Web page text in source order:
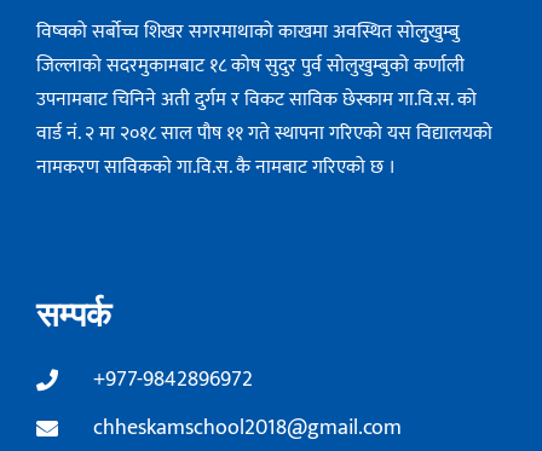
विष्वको सर्बोच्च शिखर सगरमाथाको काखमा अवस्थित सोलुुखुम्बु
जिल्लाको सदरमुकामबाट १८ कोष सुदुर पुर्व सोलुखुम्बुको कर्णाली
उपनामबाट चिनिने अती दुर्गम र विकट साविक छेस्काम गा.वि.स. को
वार्ड नं. २ मा २०१८ साल पौष ११ गते स्थापना गरिएको यस विद्यालयको
नामकरण साविककाे गा.वि.स. कै नामबाट गरिएको छ ।
सम्पर्क
+977-9842896972
chheskamschool2018@gmail.com